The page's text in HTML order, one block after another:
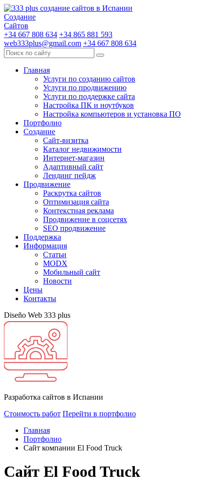
Создание
Сайтов
+34 667 808 634 +34 865 881 593
web333plus@gmail.com +34 667 808 634
Главная
Услуги по созданию сайтов
Услуги по продвижению
Услуги по поддержке сайта
Настройка ПК и ноутбуков
Настройка компьютеров и установка ПО
Портфолио
Создание
Сайт-визитка
Каталог недвижимости
Интернет-магазин
Адаптивный сайт
Лендинг пейдж
Продвижение
Раскрутка сайтов
Оптимизация сайта
Контекстная реклама
Продвижение в соцсетях
SEO продвижение
Поддержка
Информация
Статьи
MODX
Мобильный сайт
Новости
Цены
Контакты
Diseño Web 333 plus
Разработка сайтов в Испании
Стоимость работ Перейти в портфолио
Главная
Портфолио
Сайт компании El Food Truck
Сайт El Food Truck